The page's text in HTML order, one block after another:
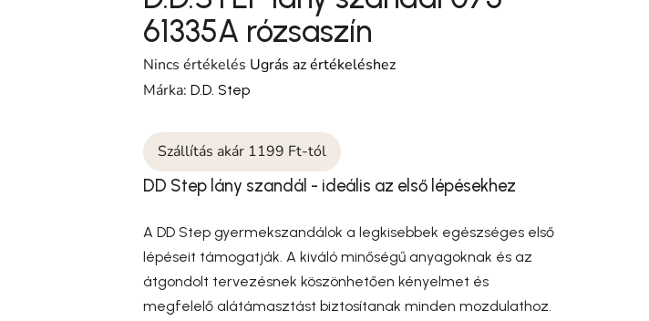
61335A rózsaszín
A termék átlagos értékelése 5-ből 0,0 csillag.
Nincs értékelés Ugrás az értékeléshez
Márka:D.D. Step
Szállítás akár 1199 Ft-tól
DD Step lány szandál - ideális az első lépésekhez
A DD Step gyermekszandálok a legkisebbek egészséges első
lépéseit támogatják. A kiváló minőségű anyagoknak és az
átgondolt tervezésnek köszönhetően kényelmet és
megfelelő alátámasztást biztosítanak minden mozdulathoz.